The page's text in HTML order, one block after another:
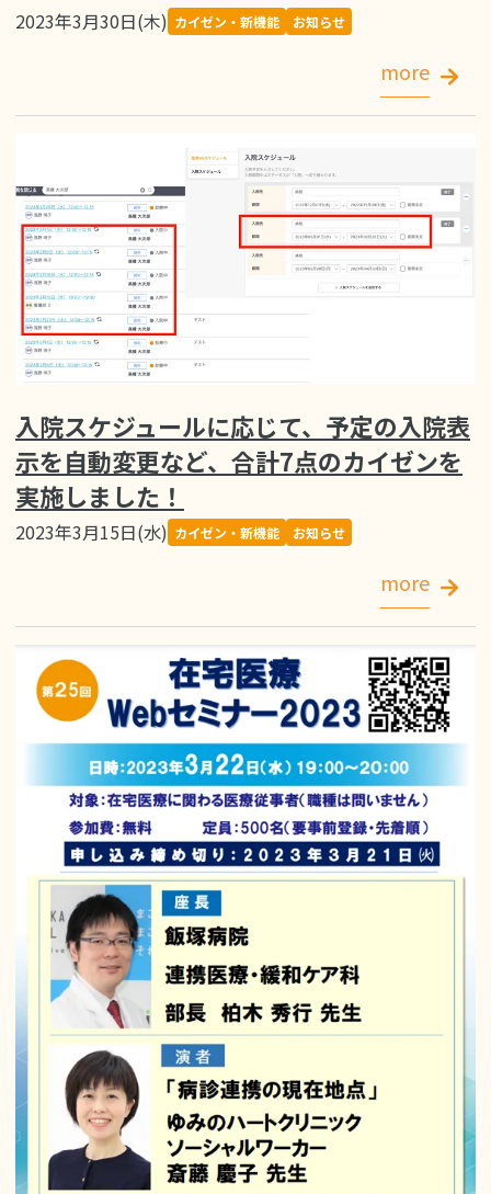
2023年3月30日(木) カイゼン・新機能 お知らせ
more
入院スケジュールに応じて、予定の入院表
示を自動変更など、合計7点のカイゼンを
実施しました！
2023年3月15日(水) カイゼン・新機能 お知らせ
more